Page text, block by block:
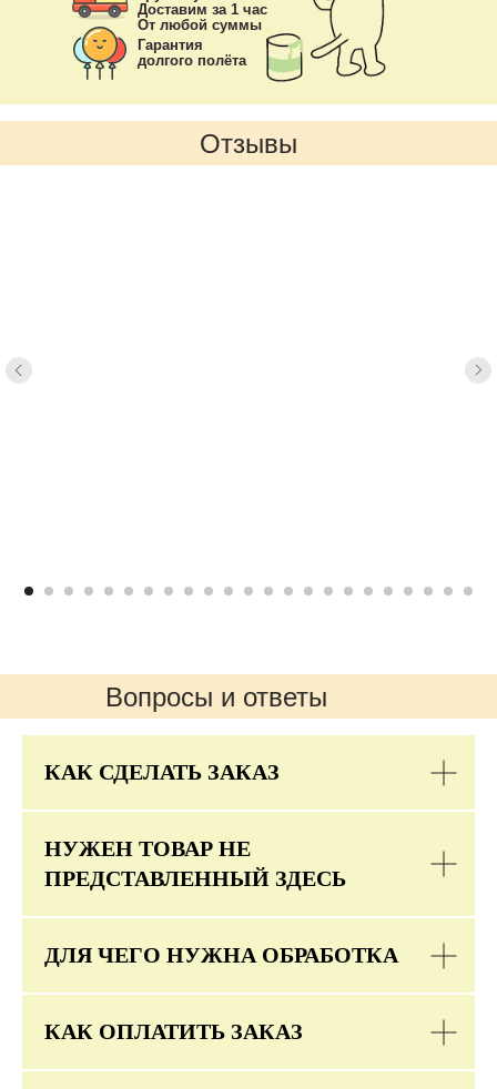
Доставим за 1 час
От любой суммы
Гарантия
долгого полёта
Отзывы
Вопросы и ответы
КАК СДЕЛАТЬ ЗАКАЗ
НУЖЕН ТОВАР НЕ
ПРЕДСТАВЛЕННЫЙ ЗДЕСЬ
ДЛЯ ЧЕГО НУЖНА ОБРАБОТКА
КАК ОПЛАТИТЬ ЗАКАЗ